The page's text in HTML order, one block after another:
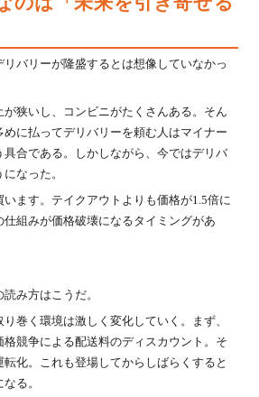
バリーが隆盛するとは想像していなかっ
狭いし、コンビニがたくさんある。そん
に払ってデリバリーを頼む人はマイナー
具合である。しかしながら、今ではデリバ
なった。
います。テイクアウトよりも価格が1.5倍に
組みが価格破壊になるタイミングがあ
み方はこうだ。
巻く環境は激しく変化していく。まず、
競争による配送料のディスカウント。そ
転化。これも登場してからしばらくすると
る。